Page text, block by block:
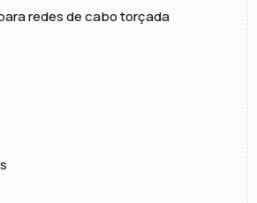
redes de cabo torçada